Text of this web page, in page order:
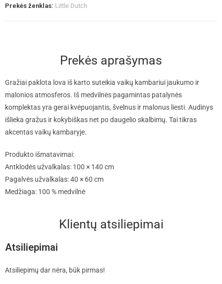
Prekės ženklas: Little Dutch
Prekės aprašymas
Gražiai paklota lova iš karto suteikia vaikų kambariui jaukumo ir
malonios atmosferos. Iš medvilnės pagamintas patalynės
komplektas yra gerai kvėpuojantis, švelnus ir malonus liesti. Audinys
išlieka gražus ir kokybiškas net po daugelio skalbimų. Tai tikras
akcentas vaikų kambaryje.
Produkto išmatavimai:
Antklodės užvalkalas: 100 × 140 cm
Pagalvės užvalkalas: 40 × 60 cm
Medžiaga: 100 % medvilnė
Klientų atsiliepimai
Atsiliepimai
Atsiliepimų dar nėra, būk pirmas!